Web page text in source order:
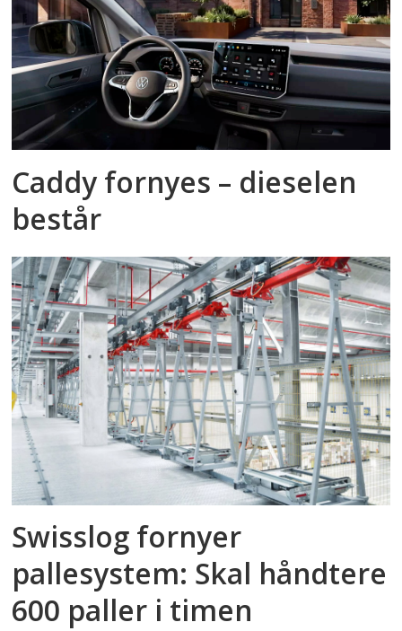
Caddy fornyes – dieselen
består
Swisslog fornyer
pallesystem: Skal håndtere
600 paller i timen